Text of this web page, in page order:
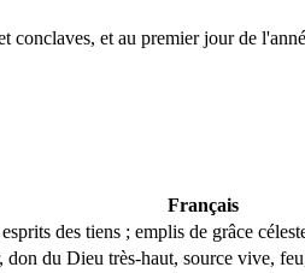
conclaves, et au premier jour de
Français
des tiens ; emplis de grâce
don du Dieu très-haut, source vive,